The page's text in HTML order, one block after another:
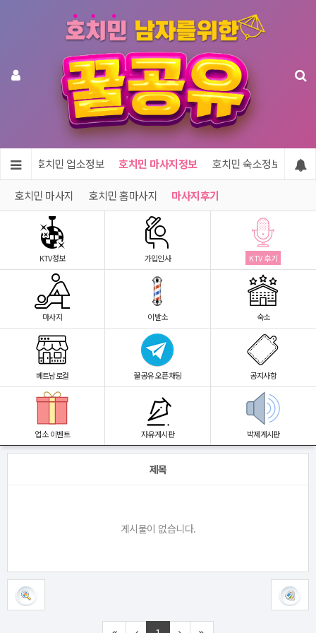
메인 호치민 업소정보 호치민 마사지정보 호치민 숙소정보 호
호치민 마사지 호치민 홈마사지 마사지후기
KTV정보 가입인사 KTV 후기
마사지 이발소 숙소
베트남로컬 꿀공유 오픈채팅 공지사항
업소 이벤트 자유게시판 박제게시판
제목
게시물이 없습니다.